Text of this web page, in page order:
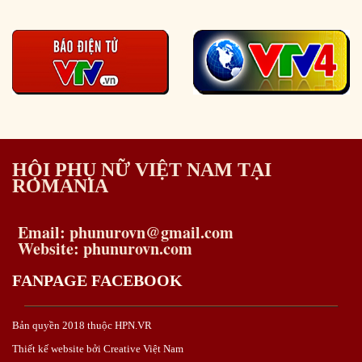
HỘI PHỤ NỮ VIỆT NAM TẠI
ROMANIA
Email: phunurovn@gmail.com
Website: phunurovn.com
FANPAGE FACEBOOK
Bản quyền 2018 thuộc HPN.VR
Thiết kế website bởi Creative Việt Nam